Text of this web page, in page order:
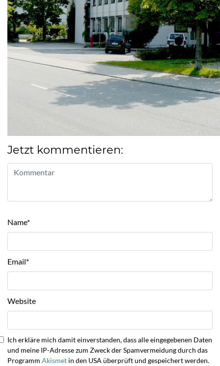
Jetzt kommentieren:
Name*
Email*
Website
Ich erkläre mich damit einverstanden, dass alle eingegebenen Daten
und meine IP-Adresse zum Zweck der Spamvermeidung durch das
Programm Akismet in den USA überprüft und gespeichert werden.